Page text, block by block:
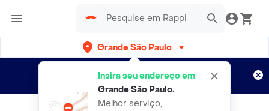
Grande São Paulo
Insira seu endereço em
Grande São Paulo.
Melhor serviço,
Entregas grátis por 15 dias!
Aplicam T&C